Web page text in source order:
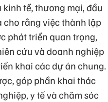
tế, thương mại, đầu
cho rằng việc thành lập
phát triển quan trọng,
cứu và doanh nghiệp
khai các dự án chung.
góp phần khai thác
y tế và chăm sóc